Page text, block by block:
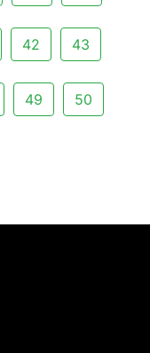
42 43
49 50